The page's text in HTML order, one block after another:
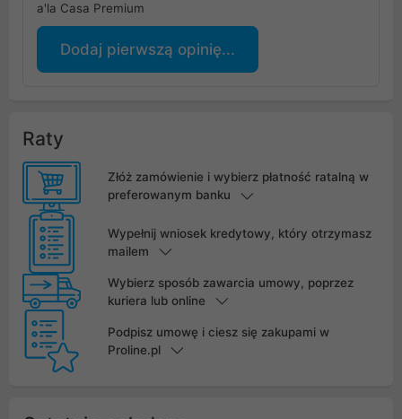
a'la Casa Premium
Dodaj pierwszą opinię...
Raty
Złóż zamówienie i wybierz płatność ratalną w
preferowanym banku
Wypełnij wniosek kredytowy, który otrzymasz
mailem
Wybierz sposób zawarcia umowy, poprzez
kuriera lub online
Podpisz umowę i ciesz się zakupami w
Proline.pl